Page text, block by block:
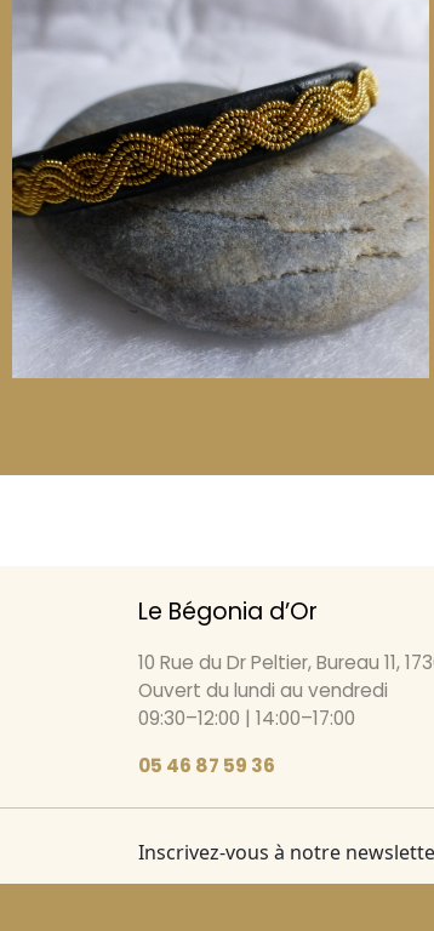
Le Bégonia d’Or
10 Rue du Dr Peltier, Bureau 11,
Ouvert du lundi au vendredi
09:30–12:00 | 14:00–17:00
05 46 87 59 36
Inscrivez-vous à notre